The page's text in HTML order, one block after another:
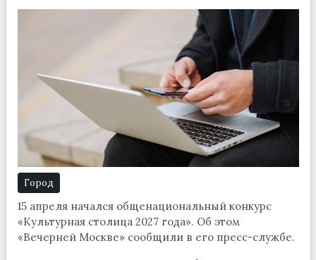
Город
15 апреля начался общенациональный конкурс
«Культурная столица 2027 года». Об этом
«Вечерней Москве» сообщили в его пресс-службе.